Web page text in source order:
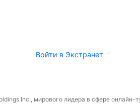
Войти в Экстранет
Inc., мирового лидера в сфере онлайн-